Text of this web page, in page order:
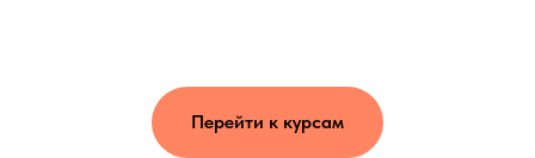
Перейти к курсам